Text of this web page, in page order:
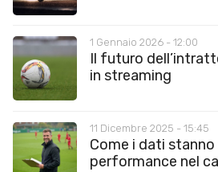
1 Gennaio 2026 - 12:00
Il futuro
in streaming
11 Dicembre 2025 - 15:45
Come i dati
performance nel